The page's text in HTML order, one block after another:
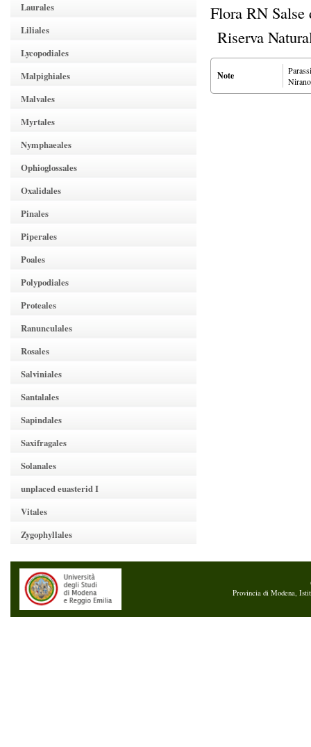
Laurales
Liliales
Lycopodiales
Malpighiales
Malvales
Myrtales
Nymphaeales
Ophioglossales
Oxalidales
Pinales
Piperales
Poales
Polypodiales
Proteales
Ranunculales
Rosales
Salviniales
Santalales
Sapindales
Saxifragales
Solanales
unplaced euasterid I
Vitales
Zygophyllales
Flora RN
Riserva
Note
Provincia di Modena,